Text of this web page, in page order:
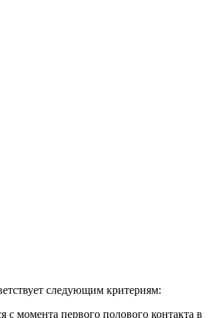
следующим критериям:
с момента первого полового контакта в